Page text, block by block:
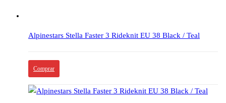
Alpinestars Stella Faster 3 Rideknit EU 38 Black / Teal
Comprar